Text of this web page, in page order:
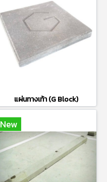
แผ่นทางเท้า (G Block)
New